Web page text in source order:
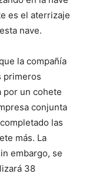
es el aterrizaje
nave.
la compañía
primeros
por un cohete
conjunta
las
más. La
embargo, se
38